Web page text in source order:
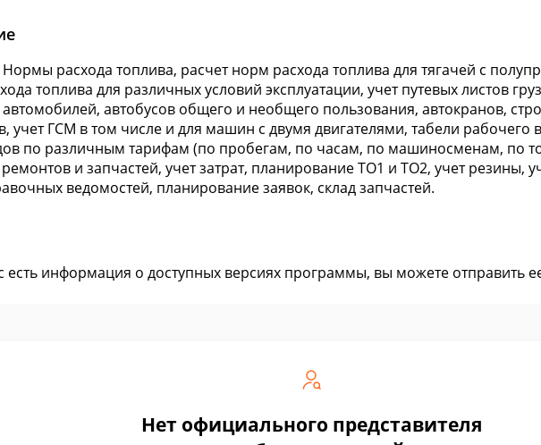
расхода топлива, расчет норм расхода топлива для тягачей с
топлива для различных условий эксплуатации, учет путевых листов
автомобилей, автобусов общего и необщего пользования, автокранов,
учет ГСМ в том числе и для машин с двумя двигателями, табели рабочего
по различным тарифам (по пробегам, по часам, по машиносменам, по
ремонтов и запчастей, учет затрат, планирование ТО1 и ТО2, учет резины,
ведомостей, планирование заявок, склад запчастей.
есть информация о доступных версиях программы, вы можете отправить
Нет официального представителя